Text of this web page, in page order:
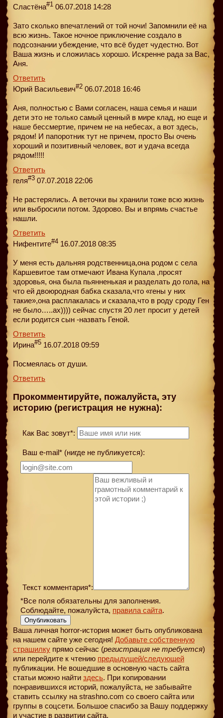
Сластёна#1 06.07.2018 14:28
Зато сколько впечатлений от той ночи! Запомнили её на
всю жизнь. Такое ночное приключение создало в
подсознании убеждение, что всё будет чудестно. Вот
Ваша жизнь и сложилась хорошо. Искренне рада за Вас,
Аня.
Ответить
Юрий Васильевич#2 06.07.2018 16:46
Аня, полностью с Вами согласен, наша семья и наши
дети это не только самый ценный в мире клад, но еще и
наше бессмертие, причем не на небесах, а вот здесь,
рядом! И папоротник тут не причем, просто Вы очень
хороший и позитивный человек, вот и удача всегда
рядом!!!!!
Ответить
геля#3 07.07.2018 22:06
Не растерялись. А веточки вы хранили тоже всю жизнь
или выбросили потом. Здорово. Вы и впрямь счастье
нашли.
Ответить
Нифентите#4 16.07.2018 08:35
У меня есть дальняя родственница,она родом с села
Каршевитое там отмечают Ивана Купала ,просят
здоровья, она была пьянненькая и разделать до гола, на
что ей двоюродная бабка сказала,что «гены у них
такие»,она расплакалась и сказала,что в роду сроду Ген
не было…..ах)))) сейчас спустя 20 лет просит у детей
если родится сын -назвать Геной.
Ответить
Ирина#5 16.07.2018 09:59
Посмеялась от души.
Ответить
Прокомментируйте, пожалуйста, эту
историю (регистрация не нужна):
Как Вас зовут*:
Ваш e-mail* (нигде не публикуется):
Текст комментария*:
*Все поля обязательны для заполнения.
Соблюдайте, пожалуйста, правила сайта.
Опубликовать
Ваша личная horror-история может быть опубликована
на нашем сайте уже сегодня! Добавьте собственную
страшилку прямо сейчас (регистрация не требуется)
или перейдите к чтению предыдущей/следующей
публикации. Не вошедшие в основную часть сайта
статьи можно найти здесь. При копировании
понравившихся историй, пожалуйста, не забывайте
ставить ссылку на strashno.com со своего сайта или
группы в соцсети. Большое спасибо за Вашу поддержку
и участие в развитии сайта.